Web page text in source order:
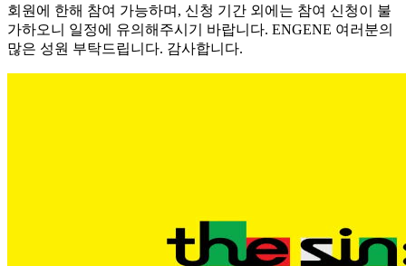
회원에 한해 참여 가능하며, 신청 기간 외에는 참여 신청이 불
가하오니 일정에 유의해주시기 바랍니다. ENGENE 여러분의
많은 성원 부탁드립니다. 감사합니다.